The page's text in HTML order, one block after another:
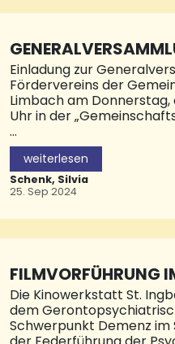
Einladung zur
Fördervereins der
Limbach am Donnerstag,
Uhr in der
Tagesordnungspunkte:
Anwesenden Endgültiger
30.09.2024 samt
Wahl eines(r)
Vertretung Wahl der
Schulfest, eingegangene
uns auf zahlreiche
Commercon, Kerstin
weiterlesen
Schenk, Silvia
25. Sep 2024
FILMVORFÜHRUNG
Die Kinowerkstatt St.
dem
Schwerpunkt Demenz